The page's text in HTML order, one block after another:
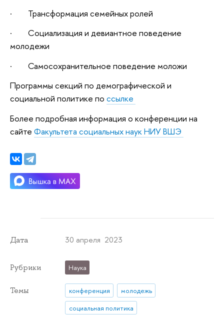
· Трансформация семейных ролей
· Социализация и девиантное поведение
молодежи
· Самосохранительное поведение моложи
Программы секций по демографической и
социальной политике по ссылке
Более подробная информация о конференции на
сайте Факультета социальных наук НИУ ВШЭ
Дата 30 апреля 2023
Рубрики Наука
Темы конференция
молодежь
социальная политика